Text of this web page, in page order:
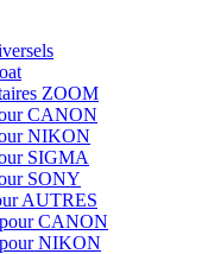
ZOOM
CANON
NIKON
SIGMA
SONY
AUTRES
CANON
NIKON